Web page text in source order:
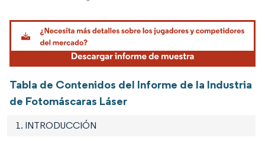
Imagen © Mordor Intelligence. El uso requiere atribución según CC BY 4.0.
Tabla de Contenidos del Informe de la Industria
de Fotomáscaras Láser
1. INTRODUCCIÓN